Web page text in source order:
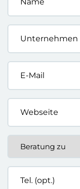
Mail
*
*
(opt.)